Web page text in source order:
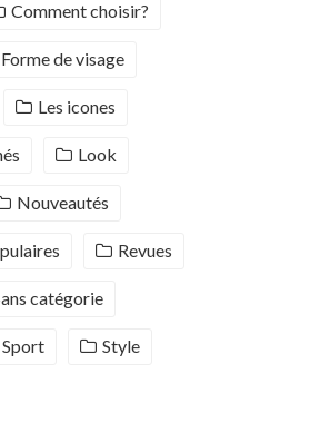
Comment choisir?
Forme de visage
Les icones
Look
Nouveautés
Revues
catégorie
Sport Style